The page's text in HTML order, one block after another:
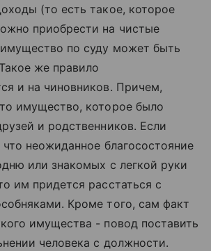
(то есть такое, которое
приобрести на чистые
по суду может быть
же правило
и на чиновников. Причем,
имущество, которое было
и родственников. Если
что неожиданное благосостояние
или знакомых с легкой руки
им придется расстаться с
Кроме того, сам факт
имущества - повод поставить
человека с должности.